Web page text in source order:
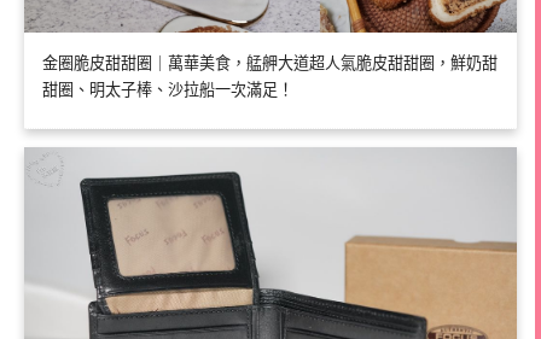
金圈脆皮甜甜圈｜萬華美食，艋舺大道超人氣脆皮甜甜圈，鮮奶甜
甜圈、明太子棒、沙拉船一次滿足！